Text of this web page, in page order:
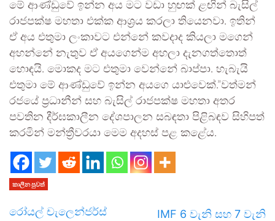
මේ ආණ්ඩුවේ ඉන්න අය මට වඩා හුඟක් ළඟින් බැසිල්
රාජපක්ෂ මහතා එක්ක ආශ්‍රය කරලා තියෙනවා. ඉතින්
ඒ අය එතුමා ලංකාවට එන්නේ කවදාද කියලා මගෙන්
අහන්නේ නැතුව ඒ අයගෙන්ම අහලා දැනගත්තොත්
හොඳයි. මොකද මට එතුමා වෙන්නේ බාප්පා. හැබැයි
එතුමා මේ ආණ්ඩුවේ ඉන්න අයගෙ යාළුවෙක්.”වත්මන්
රජයේ ප්‍රධානීන් සහ බැසිල් රාජපක්ෂ මහතා අතර
පවතින දීර්ඝකාලීන දේශපාලන සබඳතා පිළිබඳව සිහිපත්
කරමින් මන්ත්‍රීවරයා මෙම අදහස් පළ කළේය.
කාලීන පුවත්
රෝයල් චැලෙන්ජර්ස්
IMF 6 වැනි සහ 7 වැනි